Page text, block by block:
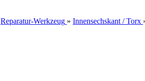
Reparatur-Werkzeug » Innensechskant / Torx